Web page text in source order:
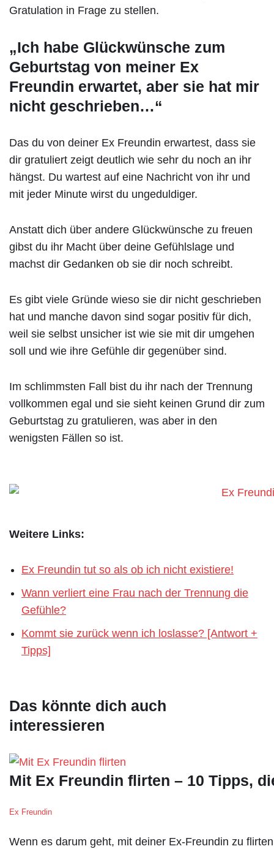
Gratulation in Frage zu stellen.
„Ich habe Glückwünsche zum
Geburtstag von meiner Ex
Freundin erwartet, aber sie hat mir
nicht geschrieben…“
Das du von deiner Ex Freundin erwartest, dass sie
dir gratuliert zeigt deutlich wie sehr du noch an ihr
hängst. Du wartest auf eine Nachricht von ihr und
mit jeder Minute wirst du ungeduldiger.
Anstatt dich über andere Glückwünsche zu freuen
gibst du ihr Macht über deine Gefühlslage und
machst dir Gedanken ob sie dir noch schreibt.
Es gibt viele Gründe wieso sie dir nicht geschrieben
hat und manche davon sind sogar positiv für dich,
weil sie selbst unsicher ist wie sie mit dir umgehen
soll und wie ihre Gefühle dir gegenüber sind.
Im schlimmsten Fall bist du ihr nach der Trennung
vollkommen egal und sie sieht keinen Grund dir zum
Geburtstag zu gratulieren, was aber in den
wenigsten Fällen so ist.
Weitere Links:
Ex Freundin tut so als ob ich nicht existiere!
Wann verliert eine Frau nach der Trennung die
Gefühle?
Kommt sie zurück wenn ich loslasse? [Antwort +
Tipps]
Das könnte dich auch
interessieren
Mit Ex Freundin flirten – 10 Tipps,
Ex Freundin
Wenn es darum geht, mit deiner Ex-Freundin zu